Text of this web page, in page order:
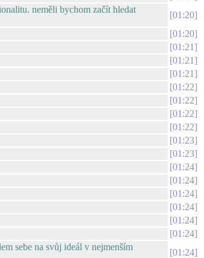
neměli bychom začít hledat
01:20
01:20
01:21
01:21
01:21
01:22
01:22
01:22
01:22
01:23
01:23
01:24
01:24
01:24
01:24
01:24
01:24
sebe na svůj ideál v nejmenším
01:24